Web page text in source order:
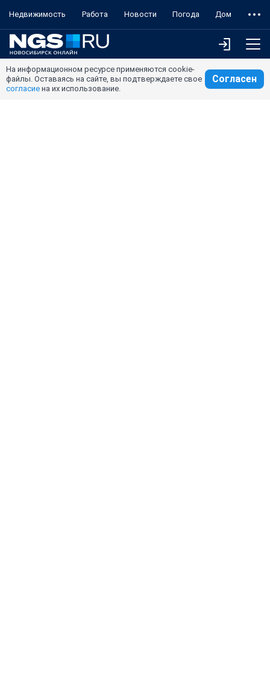
Недвижимость Работа Новости Погода Дом
На информационном ресурсе применяются cookie-
файлы. Оставаясь на сайте, вы подтверждаете свое
согласие на их использование.
Согласен